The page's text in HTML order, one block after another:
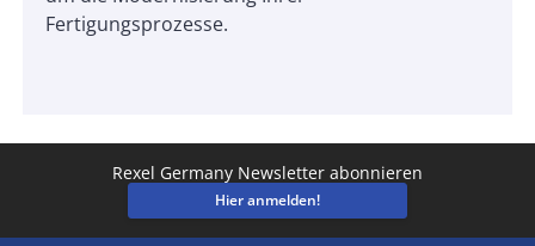
Fertigungsprozesse.
Rexel Germany Newsletter abonnieren
Hier anmelden!